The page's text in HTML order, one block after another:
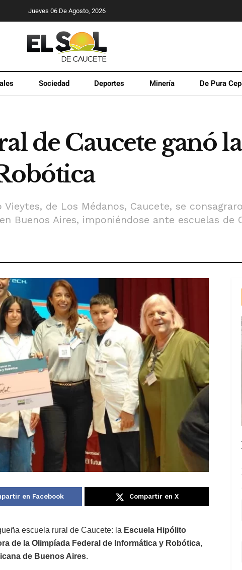
Jueves 06 De Agosto, 2026
Sociedad Deportes Minería De Pura
de Caucete ganó
de Los Médanos, Caucete, se
Buenos Aires, imponiéndose ante escuelas de
en Facebook Compartir en X
escuela rural de Caucete: la Escuela Hipólito
de la Olimpíada Federal de Informática y Robótica,
de Buenos Aires.